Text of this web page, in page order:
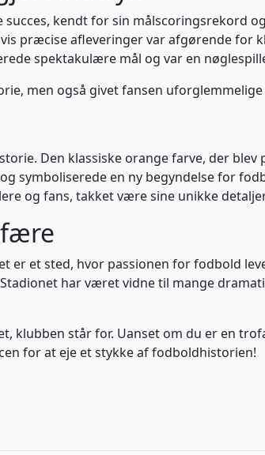
kendt for sin målscoringsrekord
præcise afleveringer var afgørende for
spektakulære mål og var en
men også givet fansen
Den klassiske orange farve, der
symboliserede en ny begyndelse for
og fans, takket være sine unikke
er et sted, hvor passionen for fodbold
har været vidne til mange
klubben står for. Uanset om du er en
for at eje et stykke af fodboldhistorien!